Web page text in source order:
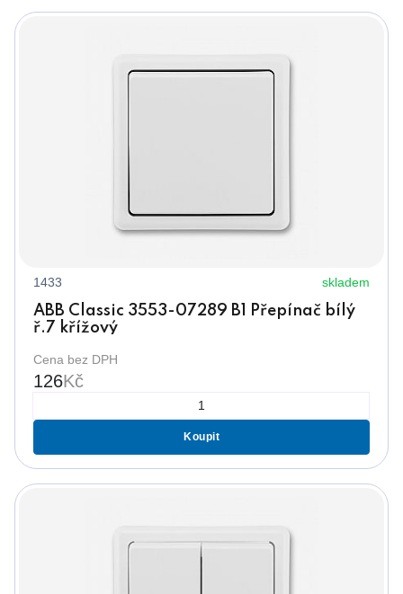
1433 skladem
ABB Classic 3553-07289 B1 Přepínač bílý
ř.7 křížový
Cena bez DPH
126Kč
Koupit